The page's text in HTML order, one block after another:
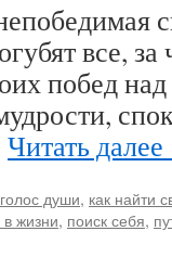
все, за
побед
Читать далее
голос души, как найти
в жизни, поиск себя,